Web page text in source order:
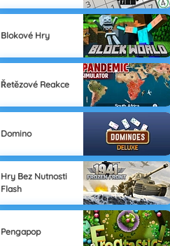
Blokové Hry
Řetězové Reakce
Domino
Hry Bez Nutnosti
Flash
Pengapop